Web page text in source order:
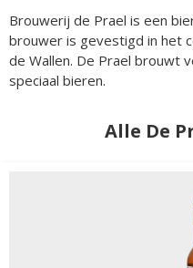
Brouwerij de Prael is een
brouwer is gevestigd in het
de Wallen. De Prael brouwt
speciaal bieren.
Alle De